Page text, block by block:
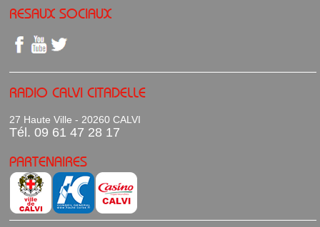
RESAUX SOCIAUX
RADIO CALVI CITADELLE
27 Haute Ville - 20260 CALVI
Tél. 09 61 47 28 17
PARTENAIRES